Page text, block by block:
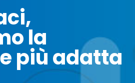
Stampanti
la
più adatta